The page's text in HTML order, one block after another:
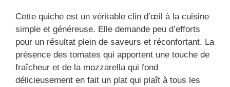
Cette quiche est un véritable clin d’œil à la cuisine
simple et généreuse. Elle demande peu d’efforts
pour un résultat plein de saveurs et réconfortant. La
présence des tomates qui apportent une touche de
fraîcheur et de la mozzarella qui fond
délicieusement en fait un plat qui plaît à tous les